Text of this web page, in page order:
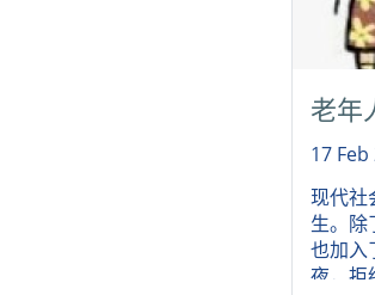
老年
17 Feb
现代社
生。除
也加入
夜，拒